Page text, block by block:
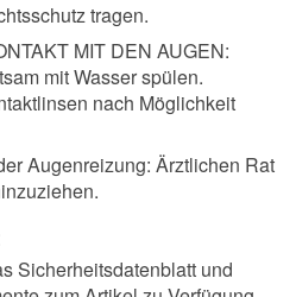
tragen.
MIT DEN AUGEN:
mit Wasser spülen.
nach Möglichkeit
Augenreizung: Ärztlichen Rat
Sicherheitsdatenblatt und